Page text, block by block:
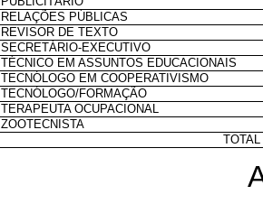
RELAÇÕES PÚBLICAS
REVISOR DE TEXTO
SECRETÁRIO-EXECUTIVO
TÉCNICO EM ASSUNTOS EDUCACIONAIS
TECNÓLOGO EM COOPERATIVISMO
TECNÓLOGO/FORMAÇÃO
TERAPEUTA OCUPACIONAL
ZOOTECNISTA
TOTAL